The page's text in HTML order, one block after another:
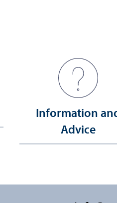
Information
Advice